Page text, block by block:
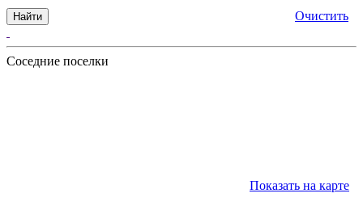
Найти Очистить
Соседние поселки
Показать на карте